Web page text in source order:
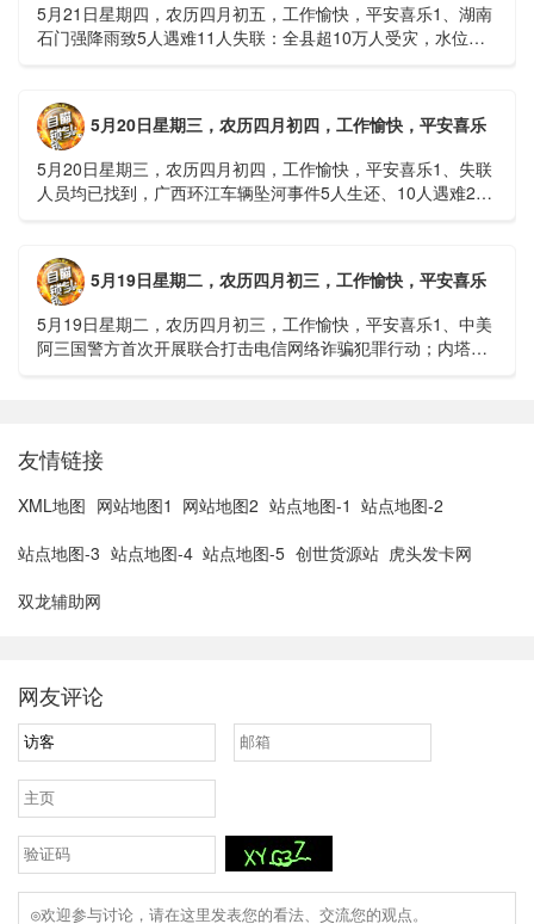
5月21日星期四，农历四月初五，工作愉快，平安喜乐1、湖南
石门强降雨致5人遇难11人失联：全县超10万人受灾，水位正
5月20日星期三，农历四月初四，工作愉快，平安喜乐
5月20日星期三，农历四月初四，工作愉快，平安喜乐1、失联
人员均已找到，广西环江车辆坠河事件5人生还、10人遇难2、
5月19日星期二，农历四月初三，工作愉快，平安喜乐
5月19日星期二，农历四月初三，工作愉快，平安喜乐1、中美
阿三国警方首次开展联合打击电信网络诈骗犯罪行动；内塔尼
友情链接
XML地图 网站地图1 网站地图2 站点地图-1 站点地图-2
站点地图-3 站点地图-4 站点地图-5 创世货源站 虎头发卡网
双龙辅助网
网友评论